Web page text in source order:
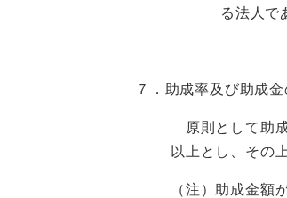
る法人で
７． 助成率及び助成
原則として助
以上とし、その
（注）助成金額